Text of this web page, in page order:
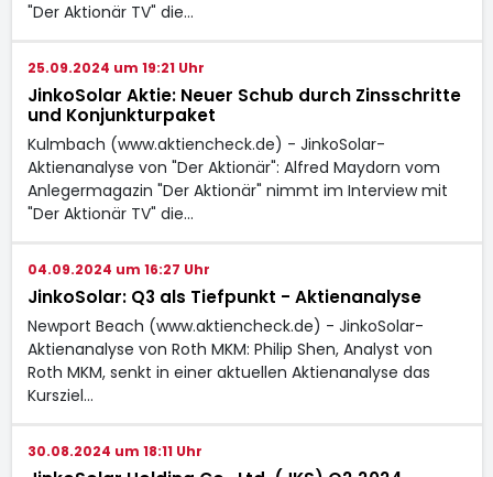
"Der Aktionär TV" die…
25.09.2024 um 19:21 Uhr
JinkoSolar Aktie: Neuer Schub durch Zinsschritte
und Konjunkturpaket
Kulmbach (www.aktiencheck.de) - JinkoSolar-
Aktienanalyse von "Der Aktionär": Alfred Maydorn vom
Anlegermagazin "Der Aktionär" nimmt im Interview mit
"Der Aktionär TV" die…
04.09.2024 um 16:27 Uhr
JinkoSolar: Q3 als Tiefpunkt - Aktienanalyse
Newport Beach (www.aktiencheck.de) - JinkoSolar-
Aktienanalyse von Roth MKM: Philip Shen, Analyst von
Roth MKM, senkt in einer aktuellen Aktienanalyse das
Kursziel…
30.08.2024 um 18:11 Uhr